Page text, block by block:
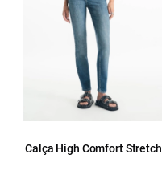
Calça High Comfort Stretch